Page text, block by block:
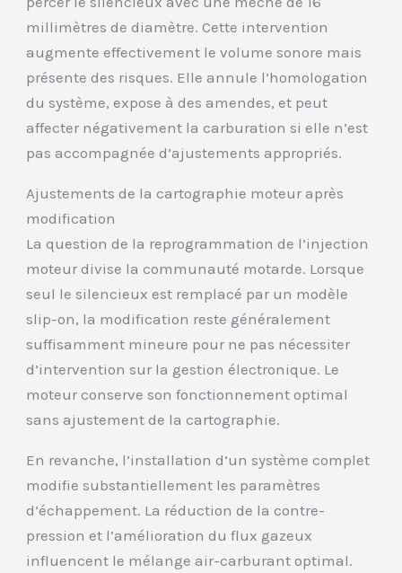
millimètres de diamètre. Cette intervention
augmente effectivement le volume sonore mais
présente des risques. Elle annule l’homologation
du système, expose à des amendes, et peut
affecter négativement la carburation si elle n’est
pas accompagnée d’ajustements appropriés.
Ajustements de la cartographie moteur après
modification
La question de la reprogrammation de l’injection
moteur divise la communauté motarde. Lorsque
seul le silencieux est remplacé par un modèle
slip-on, la modification reste généralement
suffisamment mineure pour ne pas nécessiter
d’intervention sur la gestion électronique. Le
moteur conserve son fonctionnement optimal
sans ajustement de la cartographie.
En revanche, l’installation d’un système complet
modifie substantiellement les paramètres
d’échappement. La réduction de la contre-
pression et l’amélioration du flux gazeux
influencent le mélange air-carburant optimal.